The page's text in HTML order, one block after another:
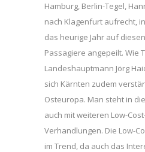
Hamburg, Berlin-Tegel,
nach Klagenfurt aufrecht,
das heurige Jahr auf
Passagiere angepeilt. Wie
Landeshauptmann Jörg
sich Kärnten zudem
Osteuropa. Man steht in
auch mit weiteren Low-
Verhandlungen. Die Low-
im Trend, da auch das